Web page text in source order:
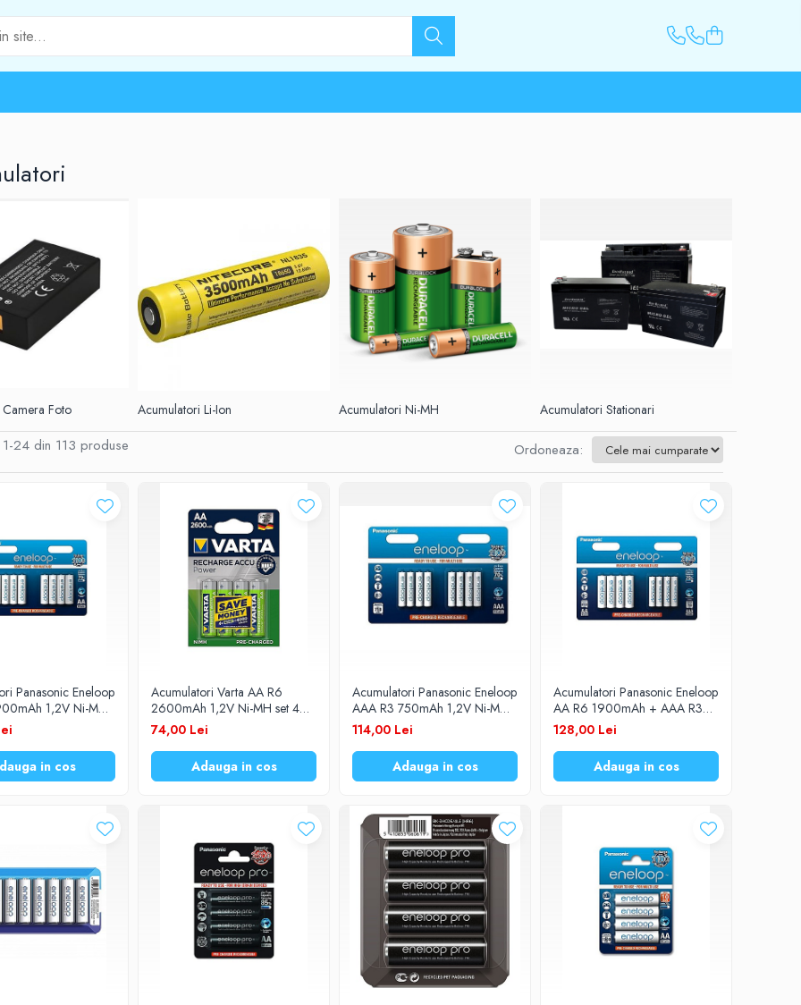
Foto Acumulatori Li-Ion Acumulatori Ni-MH Acumulatori Stationari
1-24 din 113 produse Ordoneaza:
Panasonic Eneloop
1,2V Ni-MH
8BE set 8 buc.
in cos
Acumulatori Varta AA R6
2600mAh 1,2V Ni-MH set 4
buc.
74,00 Lei
Adauga in cos
Acumulatori Panasonic Eneloop
AAA R3 750mAh 1,2V Ni-MH
BK-4MCCE/8BE set 8 buc.
114,00 Lei
Adauga in cos
Acumulatori Panasonic Eneloop
AA R6 1900mAh + AAA R3
750mAh 1,2V Ni-MH BK-
KJMCCE/44E
128,00 Lei
Adauga in cos